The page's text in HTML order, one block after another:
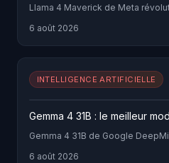
Llama 4 Maverick de Meta
6 août 2026
INTELLIGENCE ARTIFICIELLE
Gemma 4 31B : le meilleur
Gemma 4 31B de Google
6 août 2026